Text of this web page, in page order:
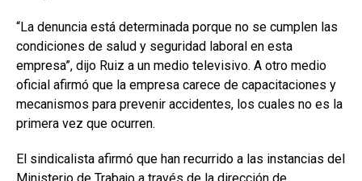
“La denuncia está determinada porque no se cumplen las
condiciones de salud y seguridad laboral en esta
empresa”, dijo Ruiz a un medio televisivo. A otro medio
oficial afirmó que la empresa carece de capacitaciones y
mecanismos para prevenir accidentes, los cuales no es la
primera vez que ocurren.
El sindicalista afirmó que han recurrido a las instancias del